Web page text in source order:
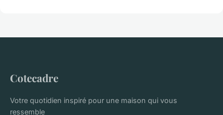
Cotecadre
Votre quotidien inspiré pour une maison qui vous
ressemble